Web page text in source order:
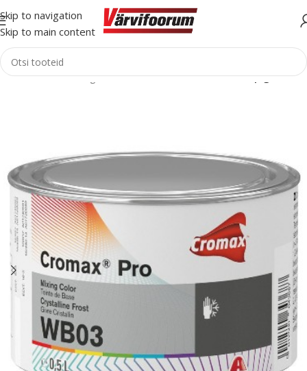
Skip to navigation
Skip to main content
Autovärvid Pigmendid/sideained Cromax® Pro pigmendid